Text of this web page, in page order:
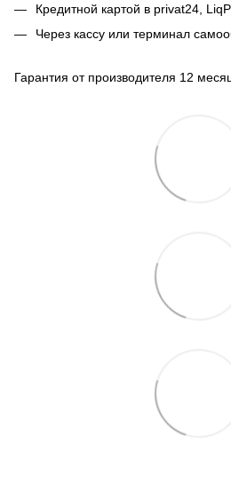
Кредитной картой в privat24,
Через кассу или терминал
Гарантия от производителя 12